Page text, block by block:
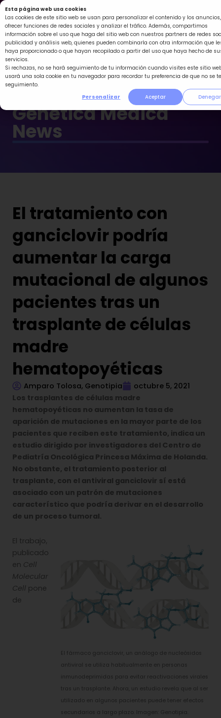
Esta página web usa cookies
Las cookies de este sitio web se usan para personalizar el contenido y los anuncios,
ofrecer funciones de redes sociales y analizar el tráfico. Además, compartimos
información sobre el uso que haga del sitio web con nuestros partners de redes
publicidad y análisis web, quienes pueden combinarla con otra información que
haya proporcionado o que hayan recopilado a partir del uso que haya hecho de
servicios.
Si rechazas, no se hará seguimiento de tu información cuando visites este sitio
usará una sola cookie en tu navegador para recordar tu preferencia de que no se
seguimiento.
Personalizar
Aceptar Denegar
Ir
al
contenido
Genética Médica
News
El tratamiento con
ganciclovir podría
aumentar la carga
mutacional de algunos
pacientes tras un
trasplante de células
madre
hematopoyéticas
Amparo Tolosa, Genotipia
octubre 5, 2021
Los trasplantes de células madre
hematopoyéticas no aumentan la tasa de
aparición de mutaciones en la mayor parte de los
pacientes que reciben este tratamiento, indica un
estudio dirigido por investigadores del Centro de
Pediatría Oncológica Princesa Máxima de Holanda.
No obstante, el tratamiento posterior al
trasplante, con el antiviral ganciclovir sí está
asociado con un patrón de mutaciones
característico que podría derivar en el desarrollo
de un proceso tumoral.
El fármaco ganciclovir, un análogo de nucleósidos
antiviral se utiliza habitualmente en personas
inmunodeprimidas para evitar reactivaciones virales
tras un trasplante. Ahora, un estudio revela que al ser
utilizado en algunos pacientes puede tener efectos
secundarios a largo plazo. Imagen: Genotipia.
El trabajo,
publicado
en Cell
Molecular
Cell pone
de